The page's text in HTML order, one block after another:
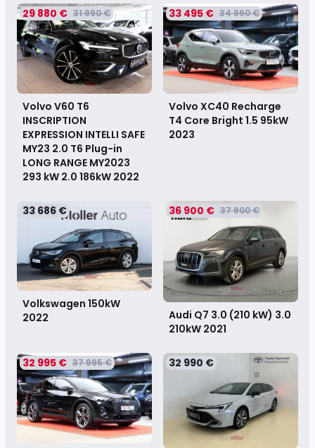
29 880 € 31 990 €
Volvo V60 T6
INSCRIPTION
EXPRESSION INTELLI SAFE
MY23 2.0 T6 Plug-in
LONG RANGE MY2023
293 kW 2.0 186kW 2022
33 495 € 34 990 €
Volvo XC40 Recharge
T4 Core Bright 1.5 95kW
2023
33 686 €
Volkswagen 150kW
2022
36 900 € 37 900 €
Audi Q7 3.0 (210 kW) 3.0
210kW 2021
32 995 € 37 995 € 32 990 €